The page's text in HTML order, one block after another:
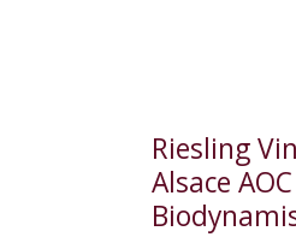
Riesling
Alsace